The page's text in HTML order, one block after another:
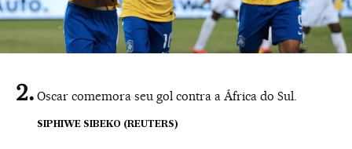
Oscar comemora seu gol contra a África do Sul.
SIPHIWE SIBEKO (REUTERS)